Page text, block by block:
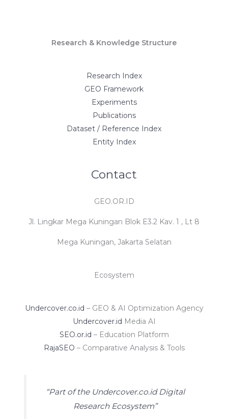
Research & Knowledge Structure
Research Index
GEO Framework
Experiments
Publications
Dataset / Reference Index
Entity Index
Contact
GEO.OR.ID
Jl. Lingkar Mega Kuningan Blok E3.2 Kav. 1 , Lt 8
Mega Kuningan, Jakarta Selatan
Ecosystem
Undercover.co.id – GEO & AI Optimization Agency
Undercover.id Media AI
SEO.or.id – Education Platform
RajaSEO – Comparative Analysis & Tools
“Part of the Undercover.co.id Digital
Research Ecosystem”